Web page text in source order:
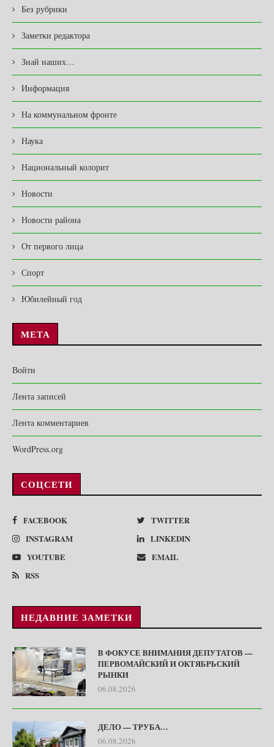
Без рубрики
Заметки редактора
Знай наших…
Информация
На коммунальном фронте
Наука
Национальный колорит
Новости
Новости района
От первого лица
Спорт
Юбилейный год
МЕТА
Войти
Лента записей
Лента комментариев
WordPress.org
СОЦСЕТИ
FACEBOOK
TWITTER
INSTAGRAM
LINKEDIN
YOUTUBE
EMAIL
RSS
НЕДАВНИЕ ЗАМЕТКИ
В ФОКУСЕ ВНИМАНИЯ ДЕПУТАТОВ —
ПЕРВОМАЙСКИЙ И ОКТЯБРЬСКИЙ
РЫНКИ
06.08.2026
ДЕЛО — ТРУБА…
06.08.2026